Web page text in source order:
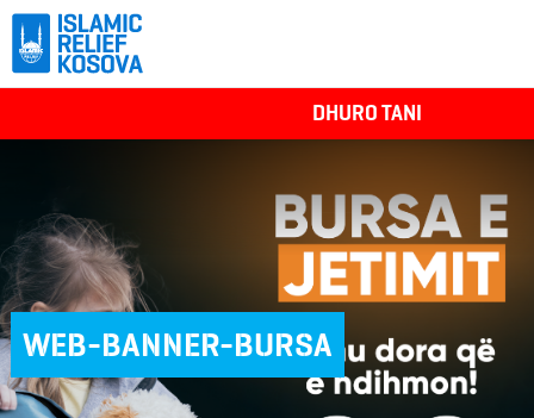
DHURO TANI
WEB-BANNER-BURSA